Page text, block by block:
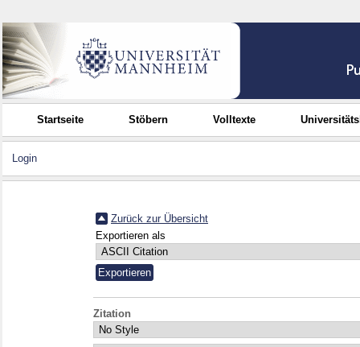
Startseite Stöbern Volltexte
Login
Zurück zur Übersicht
Exportieren als
Zitation